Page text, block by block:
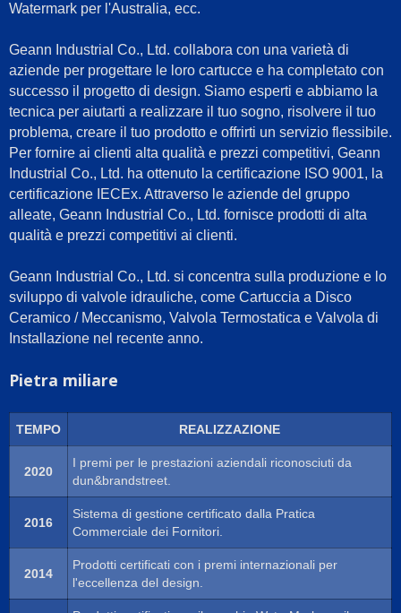
Watermark per l'Australia, ecc.
Geann Industrial Co., Ltd. collabora con una varietà di
aziende per progettare le loro cartucce e ha completato con
successo il progetto di design. Siamo esperti e abbiamo la
tecnica per aiutarti a realizzare il tuo sogno, risolvere il tuo
problema, creare il tuo prodotto e offrirti un servizio flessibile.
Per fornire ai clienti alta qualità e prezzi competitivi, Geann
Industrial Co., Ltd. ha ottenuto la certificazione ISO 9001, la
certificazione IECEx. Attraverso le aziende del gruppo
alleate, Geann Industrial Co., Ltd. fornisce prodotti di alta
qualità e prezzi competitivi ai clienti.
Geann Industrial Co., Ltd. si concentra sulla produzione e lo
sviluppo di valvole idrauliche, come Cartuccia a Disco
Ceramico / Meccanismo, Valvola Termostatica e Valvola di
Installazione nel recente anno.
Pietra miliare
TEMPO REALIZZAZIONE
2020
I premi per le prestazioni aziendali riconosciuti da
dun&brandstreet.
2016
Sistema di gestione certificato dalla Pratica
Commerciale dei Fornitori.
2014
Prodotti certificati con i premi internazionali per
l'eccellenza del design.